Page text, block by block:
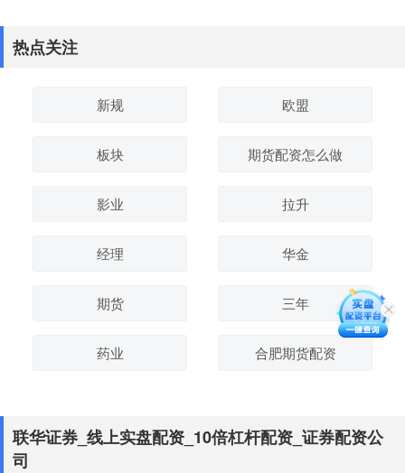
热点关注
新规 欧盟
板块 期货配资怎么做
影业 拉升
经理 华金
期货 三年
药业 合肥期货配资
联华证券_线上实盘配资_10倍杠杆配资_证券配资公
司